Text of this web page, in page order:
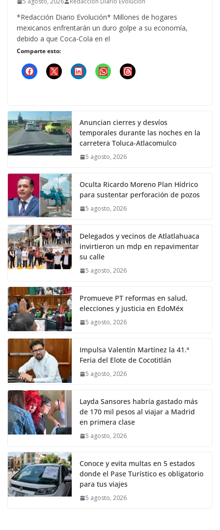
*Redacción Diario Evolución* Millones de hogares
mexicanos enfrentarán un duro golpe a su economía,
debido a que Coca-Cola en el
Comparte esto:
Anuncian cierres y desvíos
temporales durante las noches en la
carretera Toluca-Atlacomulco
5 agosto, 2026
Oculta Ricardo Moreno Plan Hídrico
para sustentar perforación de pozos
5 agosto, 2026
Delegados y vecinos de Atlatlahuaca
invirtieron un mdp en repavimentar
su calle
5 agosto, 2026
Promueve PT reformas en salud,
elecciones y justicia en EdoMéx
5 agosto, 2026
Impulsa Valentín Martínez la 41.ª
Feria del Elote de Cocotitlán
5 agosto, 2026
Layda Sansores habría gastado más
de 170 mil pesos al viajar a Madrid
en primera clase
5 agosto, 2026
Conoce y evita multas en 5 estados
donde el Pase Turístico es obligatorio
para tus viajes
5 agosto, 2026